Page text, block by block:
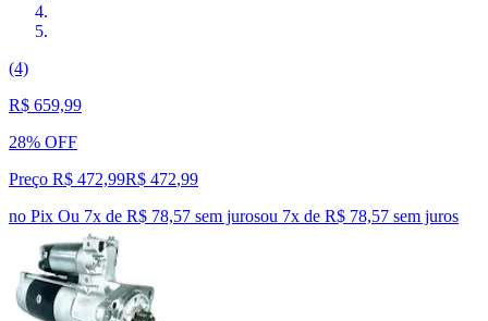
(4)
R$ 659,99
28% OFF
Preço R$ 472,99R$ 472,99
no Pix Ou 7x de R$ 78,57 sem jurosou 7x de R$ 78,57 sem juros